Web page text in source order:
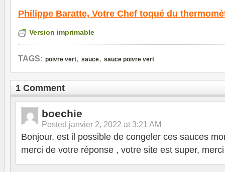
Philippe Baratte, Votre Chef toqué du
Version imprimable
TAGS: poivre vert, sauce, sauce poivre vert
1 Comment
boechie
Posted janvier 2, 2022 at 3:21 AM
Bonjour, est il possible de congeler ces sauces
merci de votre réponse , votre site est super, merci